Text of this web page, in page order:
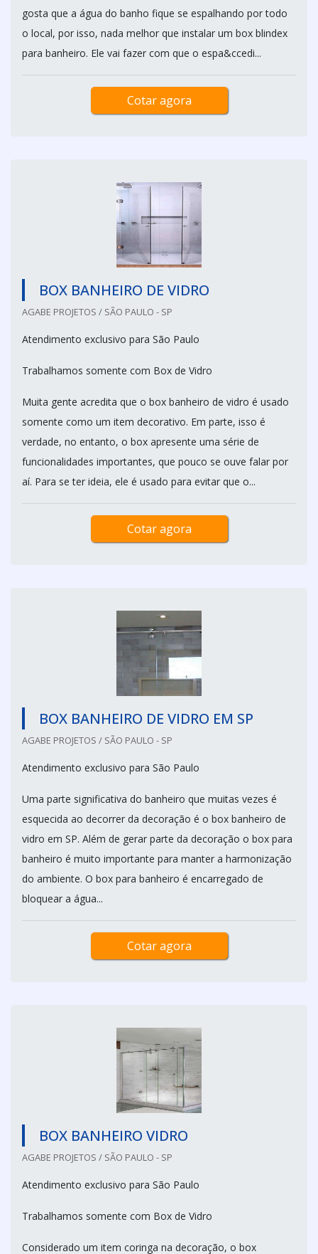
gosta que a água do banho fique se espalhando por todo
o local, por isso, nada melhor que instalar um box blindex
para banheiro. Ele vai fazer com que o espa&ccedi...
Cotar agora
BOX BANHEIRO DE VIDRO
AGABE PROJETOS / SÃO PAULO - SP
Atendimento exclusivo para São Paulo
Trabalhamos somente com Box de Vidro
Muita gente acredita que o box banheiro de vidro é usado
somente como um item decorativo. Em parte, isso é
verdade, no entanto, o box apresente uma série de
funcionalidades importantes, que pouco se ouve falar por
aí. Para se ter ideia, ele é usado para evitar que o...
Cotar agora
BOX BANHEIRO DE VIDRO EM SP
AGABE PROJETOS / SÃO PAULO - SP
Atendimento exclusivo para São Paulo
Uma parte significativa do banheiro que muitas vezes é
esquecida ao decorrer da decoração é o box banheiro de
vidro em SP. Além de gerar parte da decoração o box para
banheiro é muito importante para manter a harmonização
do ambiente. O box para banheiro é encarregado de
bloquear a água...
Cotar agora
BOX BANHEIRO VIDRO
AGABE PROJETOS / SÃO PAULO - SP
Atendimento exclusivo para São Paulo
Trabalhamos somente com Box de Vidro
Considerado um item coringa na decoração, o box